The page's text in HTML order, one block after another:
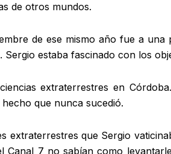
de otros mundos.
de ese mismo año fue a
estaba fascinado con los
extraterrestres en
que nunca sucedió.
extraterrestres que Sergio
7 no sabían como